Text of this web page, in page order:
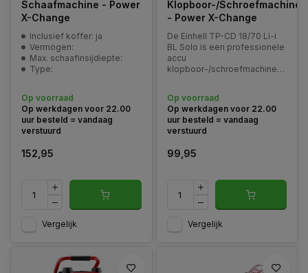
Schaafmachine - Power
X-Change
Inclusief koffer: ja
Vermogen:
Max. schaafinsijdiepte:
Type:
Op voorraad
Op werkdagen voor 22.00
uur besteld = vandaag
verstuurd
152,95
Vergelijk
Klopboor-/Schroefmachine
- Power X-Change
De Einhell TP-CD 18/70 Li-i
BL Solo is een professionele
accu
klopboor-/schroefmachine
van het Power X-Change
platform.
Op voorraad
Op werkdagen voor 22.00
uur besteld = vandaag
verstuurd
99,95
Vergelijk